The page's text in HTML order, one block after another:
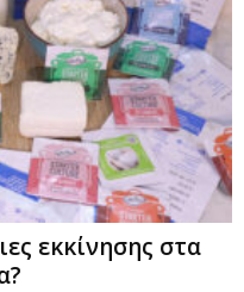
εκκίνησης στα